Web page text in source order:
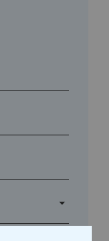
arrow_drop_down